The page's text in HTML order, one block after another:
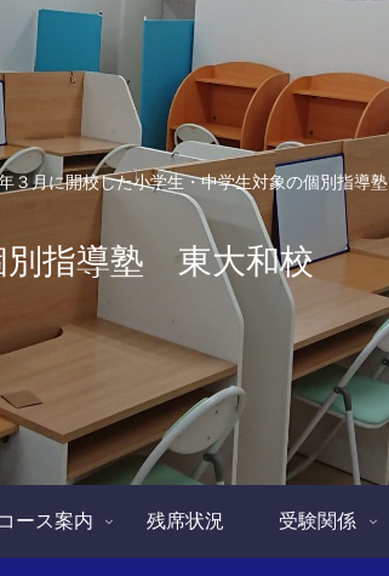
３月に開校した小学生・中学生対象の個別指導塾
別指導塾 東大和校
コース案内 残席状況 受験関係